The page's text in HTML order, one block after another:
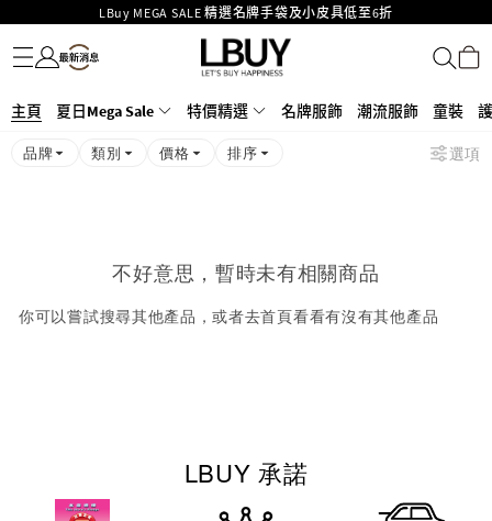
LBuy MEGA SALE 精選名牌手袋及小皮具低至6折
Goyard Hobo / Hobo Mini人氣限量特別版限時原價低至75折!
LBuy呈獻 - Hermès 及 Chanel 手袋及首飾原價低至6折，立即入手!
426號舖！
MOKO 1樓175號鋪旗艦店特設名牌Hermès、CHANEL及LV專區！
購物滿HKD500即享免運費！
名牌服飾
潮流服飾
童裝
護膚美妝
香水香薰
個人護理
母嬰護理
遊戲及精品玩具
文儀用品
家居生活
電子產品
美食
醫藥保健
運動與戶外用品
主頁 夏日Mega Sale 特價精選 名牌服飾 潮流服飾 童裝
品牌 類別 價格 排序 選項
不好意思，暫時未有相關商品
你可以嘗試搜尋其他產品，或者去首頁看看有沒有其他產品
LBUY 承諾